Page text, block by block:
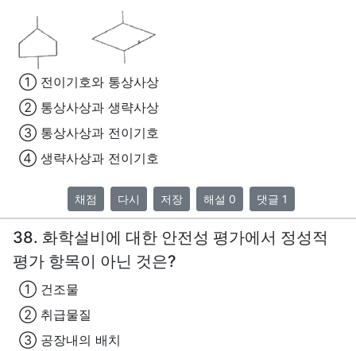
① 전이기호와 통상사상
② 통상사상과 생략사상
③ 통상사상과 전이기호
④ 생략사상과 전이기호
채점 다시 저장 해설 0 댓글 1
38. 화학설비에 대한 안전성 평가에서 정성적
평가 항목이 아닌 것은?
① 건조물
② 취급물질
③ 공장내의 배치